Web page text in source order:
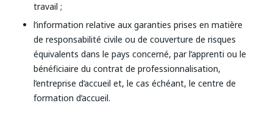
travail ;
l’information relative aux garanties prises en matière
de responsabilité civile ou de couverture de risques
équivalents dans le pays concerné, par l’apprenti ou le
bénéficiaire du contrat de professionnalisation,
l’entreprise d’accueil et, le cas échéant, le centre de
formation d’accueil.